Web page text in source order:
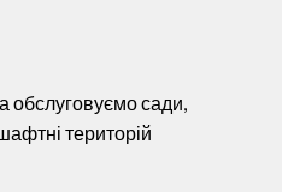
сади,
територій